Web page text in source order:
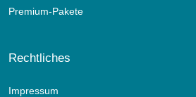
Premium-Pakete
Rechtliches
Impressum